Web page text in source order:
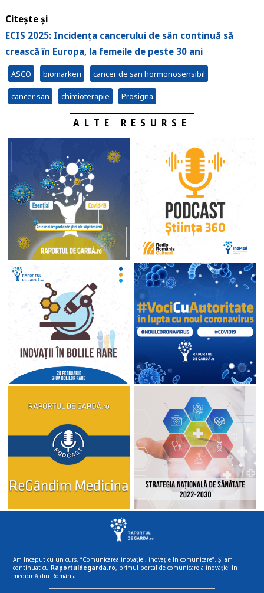
Citește și
ECIS 2025: Incidența cancerului de sân continuă să
crească în Europa, la femeile de peste 30 ani
ASCO biomarkeri cancer de san hormonosensibil
cancer san chimioterapie Prosigna
ALTE RESURSE
Am început cu un curs, “Comunicarea inovației, inovație în comunicare”. Și am
continuat cu Raportuldegarda.ro, primul portal de comunicare a inovației în
medicină din România.